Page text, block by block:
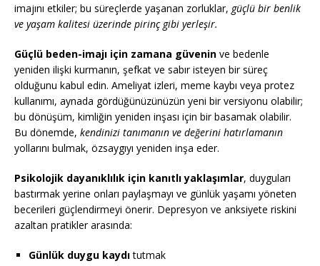
imajını etkiler; bu süreçlerde yaşanan zorluklar, güçlü bir benlik
ve yaşam kalitesi üzerinde pirinç gibi yerleşir.
Güçlü beden-imajı için zamana güvenin ve bedenle
yeniden ilişki kurmanın, şefkat ve sabır isteyen bir süreç
olduğunu kabul edin. Ameliyat izleri, meme kaybı veya protez
kullanımı, aynada gördüğünüzünüzün yeni bir versiyonu olabilir;
bu dönüşüm, kimliğin yeniden inşası için bir basamak olabilir.
Bu dönemde, kendinizi tanımanın ve değerini hatırlamanın
yollarını bulmak, özsaygıyı yeniden inşa eder.
Psikolojik dayanıklılık için kanıtlı yaklaşımlar, duyguları
bastırmak yerine onları paylaşmayı ve günlük yaşamı yöneten
becerileri güçlendirmeyi önerir. Depresyon ve anksiyete riskini
azaltan pratikler arasında:
Günlük duygu kaydıtutmak